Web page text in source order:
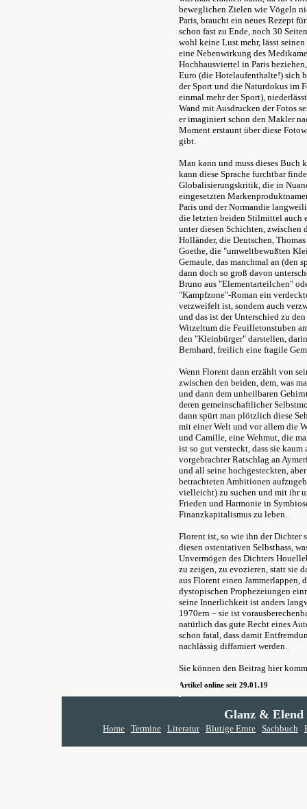
beweglichen Zielen wie Vögeln
Paris, braucht ein neues Rezept
schon fast zu Ende, noch 30
wohl keine Lust mehr, lässt
eine Nebenwirkung des
Hochhausviertel in Paris
Euro (die Hotelaufenthalte!) sich
der Sport und die Naturdokus im
einmal mehr der Sport),
Wand mit Ausdrucken der Fotos
er imaginiert schon den Makler
Moment erstaunt über diese
gibt.
Man kann und muss dieses Buch
kann diese Sprache furchtbar
Globalisierungskritik, die in
eingesetzten
Paris und der Normandie
die letzten beiden Stilmittel auch
unter diesen Schichten, zwischen
Holländer, die Deutschen,
Goethe, die "umweltbewußten
Gemaule, das manchmal an (den
dann doch so groß davon
Bruno aus "Elementarteilchen"
"Kampfzone"-Roman ein
verzweifelt ist, sondern auch
und das ist der Unterschied zu
Witzeltum die Feuilletonstuben
den "Kleinbürger" darstellen,
Bernhard, freilich eine fragile
Wenn Florent dann erzählt von
zwischen den beiden, dem, was
und dann dem unheilbaren
deren gemeinschaftlicher
dann spürt man plötzlich diese
mit einer Welt und vor allem die
und Camille, eine Wehmut, die
ist so gut versteckt, dass sie
vorgebrachter Ratschlag an
und all seine hochgesteckten,
betrachteten Ambitionen
vielleicht) zu suchen und mit ihr
Frieden und Harmonie in
Finanzkapitalismus zu leben.
Florent ist, so wie ihn der Dichter
diesen ostentativen Selbsthass,
Unvermögen des Dichters
zu zeigen, zu evozieren, statt sie
aus Florent einen Jammerlappen,
dystopischen Prophezeiungen
seine Innerlichkeit ist anders
1970ern – sie ist
natürlich das gute Recht eines
schon fatal, dass damit
nachlässig diffamiert werden.
Sie können den Beitrag hier
Artikel online seit 29.01.19
Glanz & Elend
Home Termine Literatur Blutige Ernte Sachbuch